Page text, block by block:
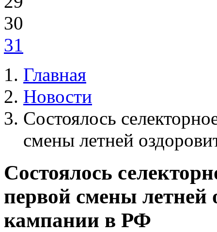
30
31
Главная
Новости
Состоялось
смены летней
Состоялось
первой смены летней
кампании в РФ